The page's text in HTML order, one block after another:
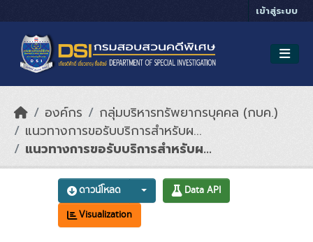
เข้าสู่ระบบ
องค์กร
กลุ่มบริหารทรัพยากรบุคคล (กบค.)
แนวทางการขอรับบริการสำหรับผ...
แนวทางการขอรับบริการสำหรับผ...
ดาวน์โหลด
Data API
Visualization